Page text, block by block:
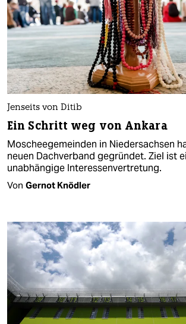
Jenseits von Ditib
Ein Schritt weg von Ankara
Moscheegemeinden in Niedersachsen
neuen Dachverband gegründet. Ziel ist
unabhängige Interessenvertretung.
Von Gernot Knödler